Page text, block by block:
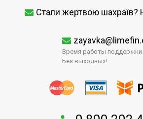
Стали жертвою шахраїв?
Время работы поддержки
Без выходных!